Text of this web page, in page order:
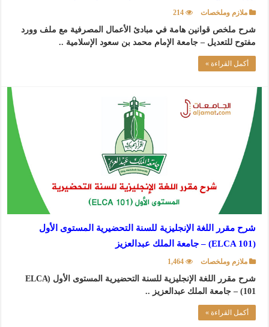
ملازم وملخصات 214
شرح ملخص قوانين هامة في مبادئ الأعمال المصرفية مع ملف وورد
مفتوح للتعديل – جامعة الإمام محمد بن سعود الإسلامية ..
أكمل القراءة »
شرح مقرر اللغة الإنجليزية للسنة التحضيرية المستوى الأول
(ELCA 101) – جامعة الملك عبدالعزيز
ملازم وملخصات 1,464
شرح مقرر اللغة الإنجليزية للسنة التحضيرية المستوى الأول (ELCA
101) – جامعة الملك عبدالعزيز ..
أكمل القراءة »